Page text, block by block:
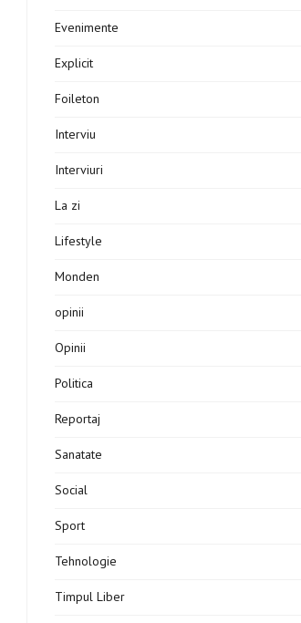
Evenimente
Explicit
Foileton
Interviu
Interviuri
La zi
Lifestyle
Monden
opinii
Opinii
Politica
Reportaj
Sanatate
Social
Sport
Tehnologie
Timpul Liber